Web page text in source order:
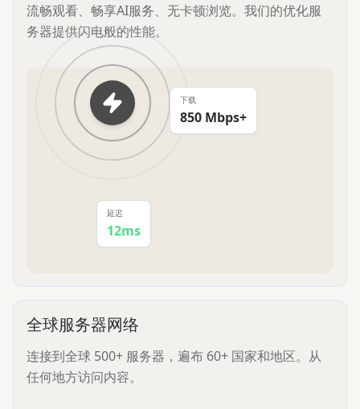
流畅观看、畅享AI服务、无卡顿浏览。我们的优化服
务器提供闪电般的性能。
下载
850 Mbps+
延迟
12ms
全球服务器网络
连接到全球 500+ 服务器，遍布 60+ 国家和地区。从
任何地方访问内容。